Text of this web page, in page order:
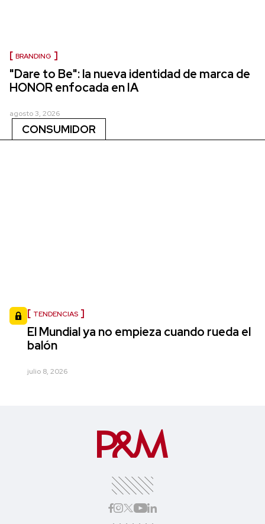
BRANDING
"Dare to Be": la nueva identidad de marca de
HONOR enfocada en IA
agosto 3, 2026
CONSUMIDOR
TENDENCIAS
El Mundial ya no empieza cuando rueda el
balón
julio 8, 2026